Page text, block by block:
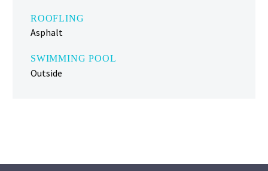
ROOFLING
Asphalt
SWIMMING POOL
Outside